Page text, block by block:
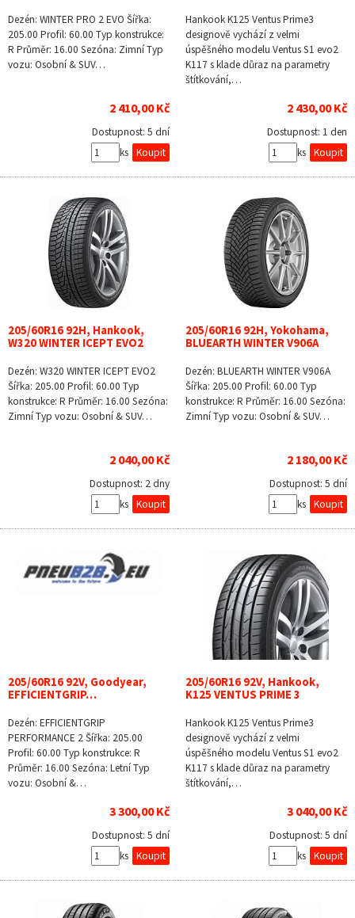
Dezén: WINTER PRO 2 EVO Šířka:
205.00 Profil: 60.00 Typ konstrukce:
R Průměr: 16.00 Sezóna: Zimní Typ
vozu: Osobní & SUV…
2 410,00 Kč
Dostupnost: 5 dní
ks
Hankook K125 Ventus Prime3
designově vychází z velmi
úspěšného modelu Ventus S1 evo2
K117 s klade důraz na parametry
štítkování,…
2 430,00 Kč
Dostupnost: 1 den
ks
205/60R16 92H, Hankook,
W320 WINTER ICEPT EVO2
Dezén: W320 WINTER ICEPT EVO2
Šířka: 205.00 Profil: 60.00 Typ
konstrukce: R Průměr: 16.00 Sezóna:
Zimní Typ vozu: Osobní & SUV…
2 040,00 Kč
Dostupnost: 2 dny
ks
205/60R16 92H, Yokohama,
BLUEARTH WINTER V906A
Dezén: BLUEARTH WINTER V906A
Šířka: 205.00 Profil: 60.00 Typ
konstrukce: R Průměr: 16.00 Sezóna:
Zimní Typ vozu: Osobní & SUV…
2 180,00 Kč
Dostupnost: 5 dní
ks
205/60R16 92V, Goodyear,
EFFICIENTGRIP…
Dezén: EFFICIENTGRIP
PERFORMANCE 2 Šířka: 205.00
Profil: 60.00 Typ konstrukce: R
Průměr: 16.00 Sezóna: Letní Typ
vozu: Osobní &…
3 300,00 Kč
Dostupnost: 5 dní
ks
205/60R16 92V, Hankook,
K125 VENTUS PRIME 3
Hankook K125 Ventus Prime3
designově vychází z velmi
úspěšného modelu Ventus S1 evo2
K117 s klade důraz na parametry
štítkování,…
3 040,00 Kč
Dostupnost: 5 dní
ks